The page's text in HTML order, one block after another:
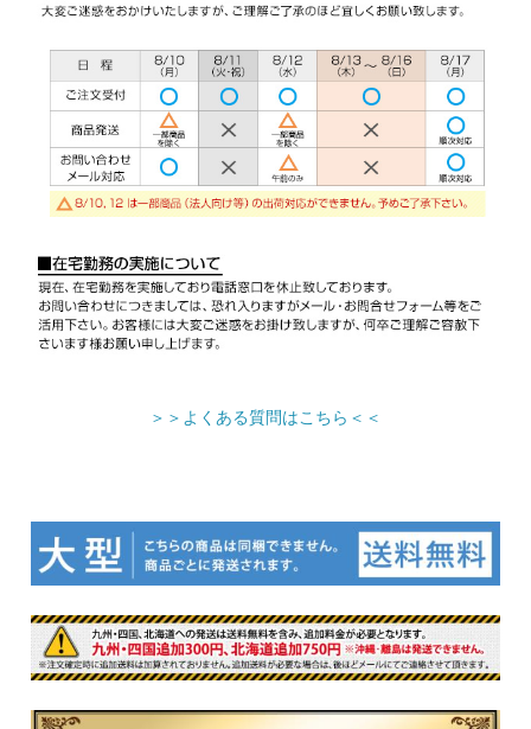
＞＞よくある質問はこちら＜＜